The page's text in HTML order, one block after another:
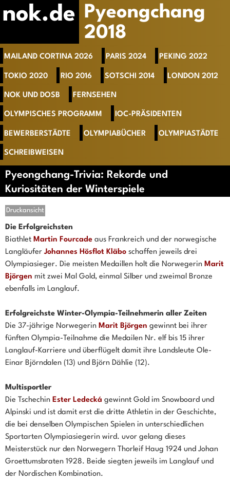
nok.de Pyeongchang
2018
MAILAND CORTINA 2026 PARIS 2024 PEKING 2022
TOKIO 2020 RIO 2016 SOTSCHI 2014 LONDON 2012
NOK UND DOSB FERNSEHEN
OLYMPISCHES PROGRAMM IOC-PRÄSIDENTEN
BEWERBERSTÄDTE OLYMPIABÜCHER OLYMPIASTÄDTE
SCHREIBWEISEN
Pyeongchang-Trivia: Rekorde und
Kuriositäten der Winterspiele
Druckansicht
Die Erfolgreichsten
Biathlet Martin Fourcade aus Frankreich und der norwegische
Langläufer Johannes Hösflot Kläbo schaffen jeweils drei
Olympiasieger. Die meisten Medaillen holt die Norwegerin Marit
Björgen mit zwei Mal Gold, einmal Silber und zweimal Bronze
ebenfalls im Langlauf.
Erfolgreichste Winter-Olympia-Teilnehmerin aller Zeiten
Die 37-jährige Norwegerin Marit Björgen gewinnt bei ihrer
fünften Olympia-Teilnahme die Medailen Nr. elf bis 15 ihrer
Langlauf-Karriere und überflügelt damit ihre Landsleute Ole-
Einar Björndalen (13) und Björn Dählie (12).
Multisportler
Die Tschechin Ester Ledecká gewinnt Gold im Snowboard und
Alpinski und ist damit erst die dritte Athletin in der Geschichte,
die bei denselben Olympischen Spielen in unterschiedlichen
Sportarten Olympiasiegerin wird. uvor gelang dieses
Meisterstück nur den Norwegern Thorleif Haug 1924 und Johan
Groettumsbraten 1928. Beide siegten jeweils im Langlauf und
der Nordischen Kombination.